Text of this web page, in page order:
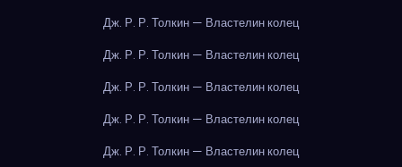
Дж. Р. Р. Толкин — Властелин колец
Дж. Р. Р. Толкин — Властелин колец
Дж. Р. Р. Толкин — Властелин колец
Дж. Р. Р. Толкин — Властелин колец
Дж. Р. Р. Толкин — Властелин колец